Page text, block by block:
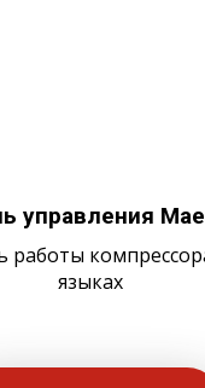
управления
работы
языках